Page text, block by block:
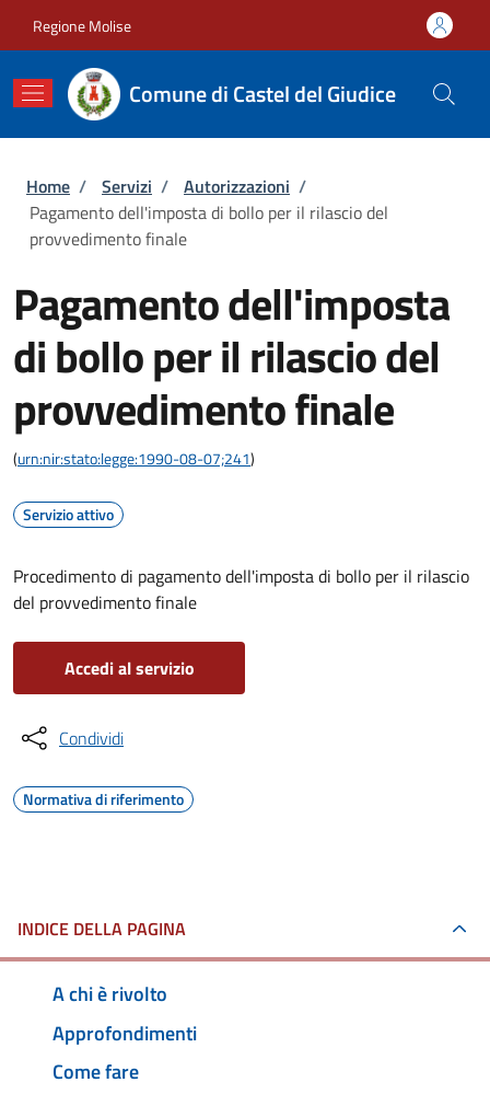
Regione Molise
Comune di Castel del Giudice
Briciole di pane
Home / Servizi / Autorizzazioni /
Pagamento dell'imposta di bollo per il rilascio del
provvedimento finale
Pagamento dell'imposta
di bollo per il rilascio del
provvedimento finale
(urn:nir:stato:legge:1990-08-07;241)
Servizio attivo
Procedimento di pagamento dell'imposta di bollo per il rilascio
del provvedimento finale
Accedi al servizio
Condividi
Normativa di riferimento
INDICE DELLA PAGINA
A chi è rivolto
Approfondimenti
Come fare